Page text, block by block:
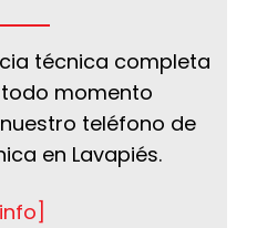
técnica completa
momento
teléfono de
en Lavapiés.